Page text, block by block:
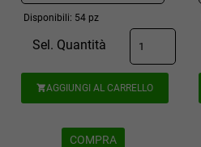
Disponibili: 54 pz
Sel. Quantità
AGGIUNGI AL CARRELLO
COMPRA